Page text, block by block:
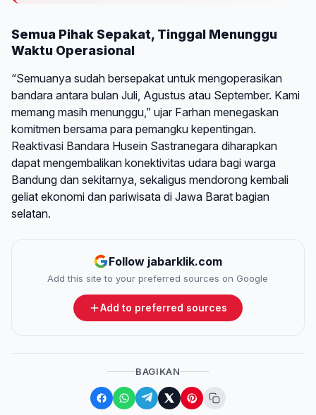
Semua Pihak Sepakat, Tinggal Menunggu
Waktu Operasional
“Semuanya sudah bersepakat untuk mengoperasikan
bandara antara bulan Juli, Agustus atau September. Kami
memang masih menunggu,” ujar Farhan menegaskan
komitmen bersama para pemangku kepentingan.
Reaktivasi Bandara Husein Sastranegara diharapkan
dapat mengembalikan konektivitas udara bagi warga
Bandung dan sekitarnya, sekaligus mendorong kembali
geliat ekonomi dan pariwisata di Jawa Barat bagian
selatan.
Follow jabarklik.com
Add this site to your preferred sources on Google
Add to preferred sources
BAGIKAN